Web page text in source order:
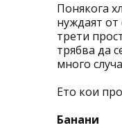
Понякога
нуждаят от
трети
трябва да
много
Ето кои
Банани